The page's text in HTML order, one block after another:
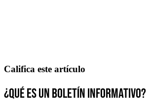
Califica este artículo
¿Qué es un boletín informativo?